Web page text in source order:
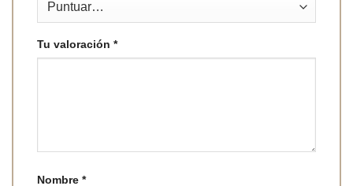
Tu valoración *
Nombre *